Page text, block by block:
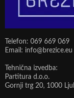
Telefon: 069 669 069
Email: info@brezice.eu
Tehnična izvedba:
Partitura d.o.o.
Gornji trg 20, 1000